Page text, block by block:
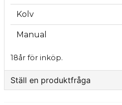
Kolv
Manual
18år för inköp.
Ställ en produktfråga